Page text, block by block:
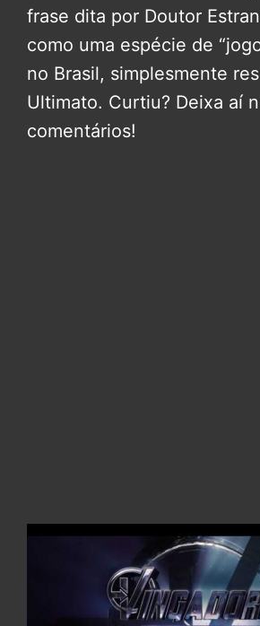
frase dita por Doutor
como uma espécie de
no Brasil, simplesmente
Ultimato. Curtiu? Deixa aí
comentários!